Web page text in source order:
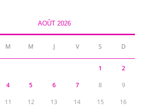
AOÛT 2026
M M J V S D
1 2
4 5 6 7 8 9
11 12 13 14 15 16